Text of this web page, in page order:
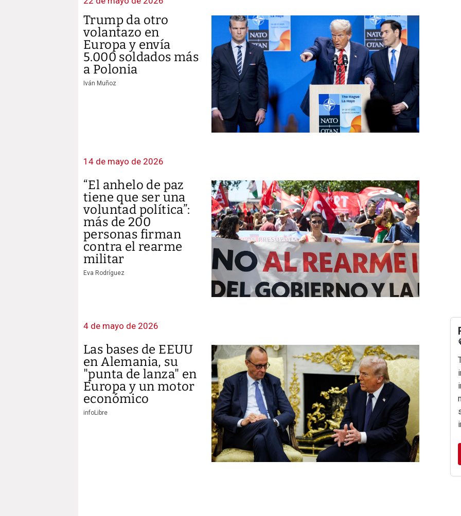
Trump da otro
volantazo en
Europa y envía
5.000 soldados más
a Polonia
Iván Muñoz
14 de mayo de 2026
“El anhelo de paz
tiene que ser una
voluntad política”:
más de 200
personas firman
contra el rearme
militar
Eva Rodríguez
4 de mayo de 2026
Las bases de EEUU
en Alemania, su
"punta de lanza" en
Europa y un motor
económico
infoLibre